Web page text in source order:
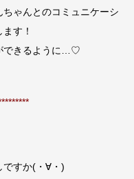
ゃんとのコミュニケーシ
す！
できるように…♡
ですか(・∀・)